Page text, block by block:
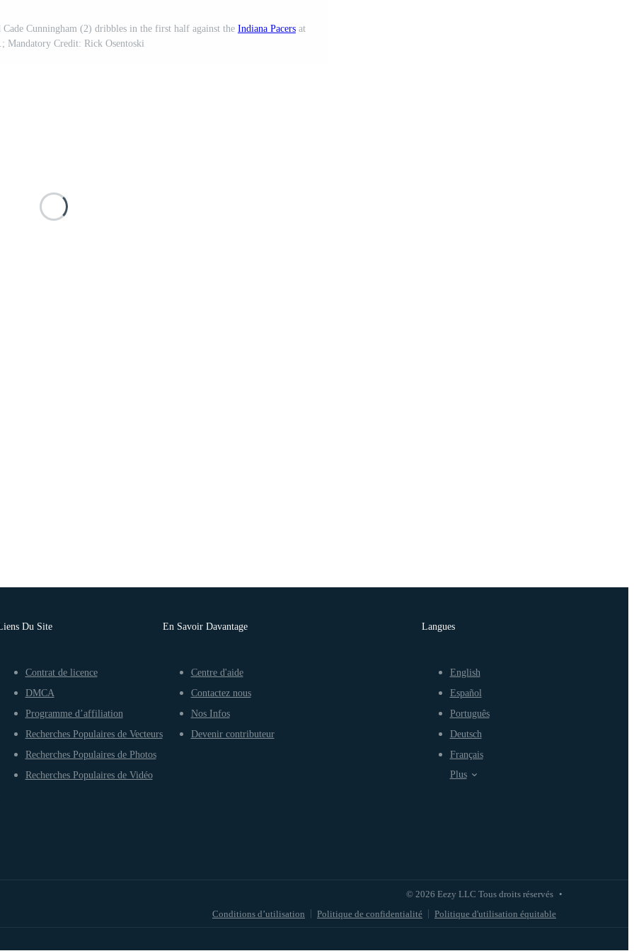
Cade Cunningham (2) dribbles in the first half against the Indiana Pacers at
Mandatory Credit: Rick Osentoski
Du Site
Contrat de licence
DMCA
Programme d’affiliation
Recherches Populaires de Vecteurs
Recherches Populaires de Photos
Recherches Populaires de Vidéo
En Savoir Davantage
Centre d'aide
Contactez nous
Nos Infos
Devenir contributeur
© 2026 Eezy LLC Tous droits réservés •
Conditions d’utilisation
Politique de confidentialité Politique d'utilisation équitable
Langues
English
Español
Português
Deutsch
Français
Plus